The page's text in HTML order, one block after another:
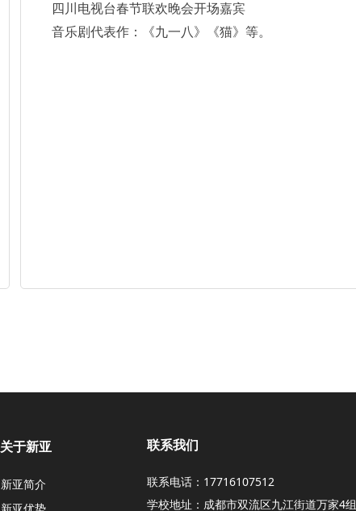
四川电视台春节联欢晚会开场嘉宾
音乐剧代表作：《九一八》《猫》等。
新亚简介
关于新亚 联系我们
联系电话：17716107512
学校地址：成都市双流区九江街道万家4组